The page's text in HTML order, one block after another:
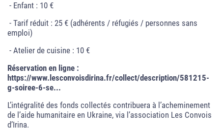
- Enfant : 10 €
- Tarif réduit : 25 € (adhérents / réfugiés / personnes sans
emploi)
- Atelier de cuisine : 10 €
Réservation en ligne :
https://www.lesconvoisdirina.fr/collect/description/581215-
g-soiree-6-se...
L’intégralité des fonds collectés contribuera à l’acheminement
de l’aide humanitaire en Ukraine, via l’association Les Convois
d’Irina.